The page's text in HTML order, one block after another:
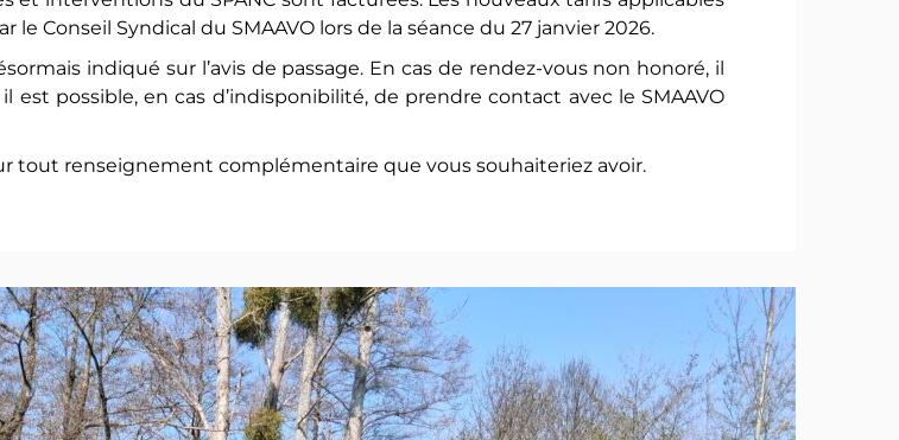
Conseil Syndical du SMAAVO lors de la séance du 27 janvier 2026.
indiqué sur l’avis de passage. En cas de rendez-vous non honoré, il
possible, en cas d’indisponibilité, de prendre contact avec le SMAAVO
tout renseignement complémentaire que vous souhaiteriez avoir.